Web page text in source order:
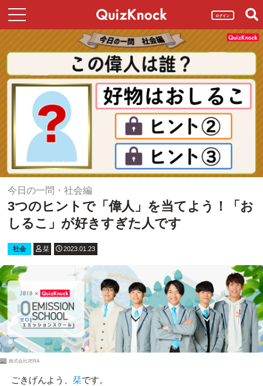
ログイン
今日の一問・社会編
3つのヒントで「偉人」を当てよう！「お
しるこ」が好きすぎた人です
社会 栞 2023.01.23
PR 株式会社JERA
ごきげんよう、 栞です。